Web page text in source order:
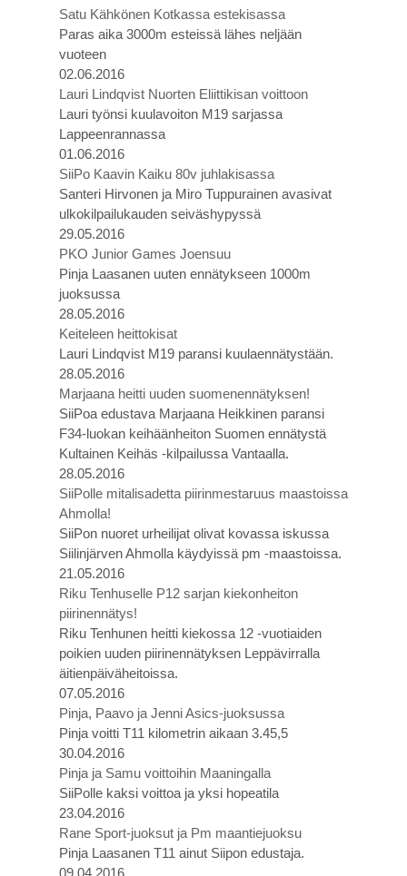
Satu Kähkönen Kotkassa estekisassa
Paras aika 3000m esteissä lähes neljään
vuoteen
02.06.2016
Lauri Lindqvist Nuorten Eliittikisan voittoon
Lauri työnsi kuulavoiton M19 sarjassa
Lappeenrannassa
01.06.2016
SiiPo Kaavin Kaiku 80v juhlakisassa
Santeri Hirvonen ja Miro Tuppurainen avasivat
ulkokilpailukauden seiväshypyssä
29.05.2016
PKO Junior Games Joensuu
Pinja Laasanen uuten ennätykseen 1000m
juoksussa
28.05.2016
Keiteleen heittokisat
Lauri Lindqvist M19 paransi kuulaennätystään.
28.05.2016
Marjaana heitti uuden suomenennätyksen!
SiiPoa edustava Marjaana Heikkinen paransi
F34-luokan keihäänheiton Suomen ennätystä
Kultainen Keihäs -kilpailussa Vantaalla.
28.05.2016
SiiPolle mitalisadetta piirinmestaruus maastoissa
Ahmolla!
SiiPon nuoret urheilijat olivat kovassa iskussa
Siilinjärven Ahmolla käydyissä pm -maastoissa.
21.05.2016
Riku Tenhuselle P12 sarjan kiekonheiton
piirinennätys!
Riku Tenhunen heitti kiekossa 12 -vuotiaiden
poikien uuden piirinennätyksen Leppävirralla
äitienpäiväheitoissa.
07.05.2016
Pinja, Paavo ja Jenni Asics-juoksussa
Pinja voitti T11 kilometrin aikaan 3.45,5
30.04.2016
Pinja ja Samu voittoihin Maaningalla
SiiPolle kaksi voittoa ja yksi hopeatila
23.04.2016
Rane Sport-juoksut ja Pm maantiejuoksu
Pinja Laasanen T11 ainut Siipon edustaja.
09.04.2016